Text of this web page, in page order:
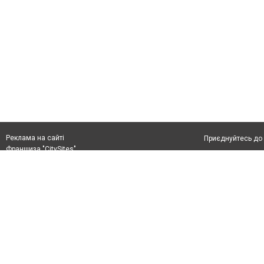
Реклама на сайті
Франшиза "CitySites"
Приєднуйтесь до